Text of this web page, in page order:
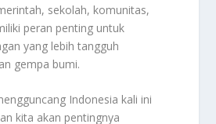
sekolah, komunitas,
peran penting untuk
yang lebih tangguh
gempa bumi.
Indonesia kali ini
kita akan pentingnya